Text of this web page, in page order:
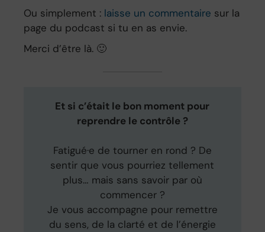
Ou simplement : laisse un commentaire sur la
page du podcast si tu en as envie.
Merci d’être là. 🙂
Et si c’était le bon moment pour
reprendre le contrôle ?
Fatigué·e de tourner en rond ? De
sentir que vous pourriez tellement
plus… mais sans savoir par où
commencer ?
Je vous accompagne pour remettre
du sens, de la clarté et de l’énergie